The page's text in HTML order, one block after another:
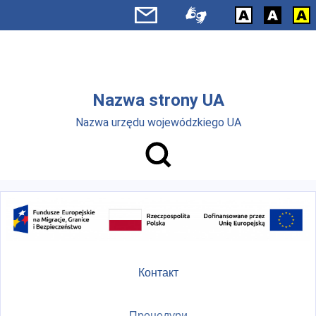
Перейти до основного вмісту
Nazwa strony UA
Nazwa urzędu wojewódzkiego UA
Контакт